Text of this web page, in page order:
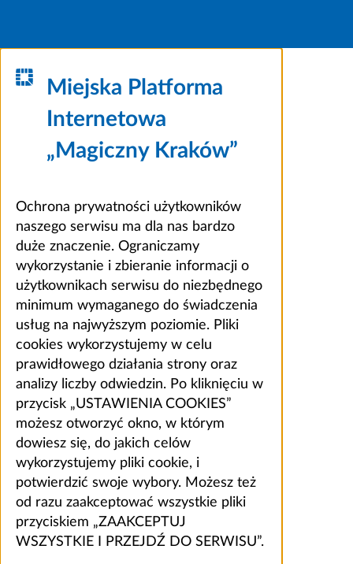
Miejska Platforma
Internetowa
„Magiczny Kraków”
Ochrona prywatności użytkowników
naszego serwisu ma dla nas bardzo
duże znaczenie. Ograniczamy
wykorzystanie i zbieranie informacji o
użytkownikach serwisu do niezbędnego
minimum wymaganego do świadczenia
usług na najwyższym poziomie. Pliki
cookies wykorzystujemy w celu
prawidłowego działania strony oraz
analizy liczby odwiedzin. Po kliknięciu w
przycisk „USTAWIENIA COOKIES”
możesz otworzyć okno, w którym
dowiesz się, do jakich celów
wykorzystujemy pliki cookie, i
potwierdzić swoje wybory. Możesz też
od razu zaakceptować wszystkie pliki
przyciskiem „ZAAKCEPTUJ
WSZYSTKIE I PRZEJDŹ DO SERWISU”.